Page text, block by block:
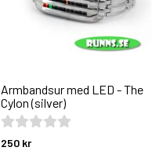
Armbandsur med LED - The
Cylon (silver)
250 kr